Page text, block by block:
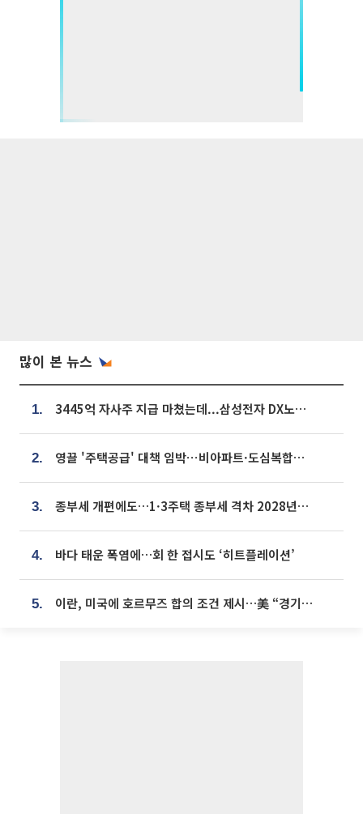
많이 본 뉴스
1. 3445억 자사주 지급 마쳤는데...삼성전자 DX노조, 뒤늦은 '떼쓰기 집회'
2. 영끌 '주택공급' 대책 임박⋯비아파트·도심복합까지 총동원
3. 종부세 개편에도…1·3주택 종부세 격차 2028년부터 확대
4. 바다 태운 폭염에…회 한 접시도 ‘히트플레이션’
5. 이란, 미국에 호르무즈 합의 조건 제시…美 “경기 아직 안 끝나” [종합]